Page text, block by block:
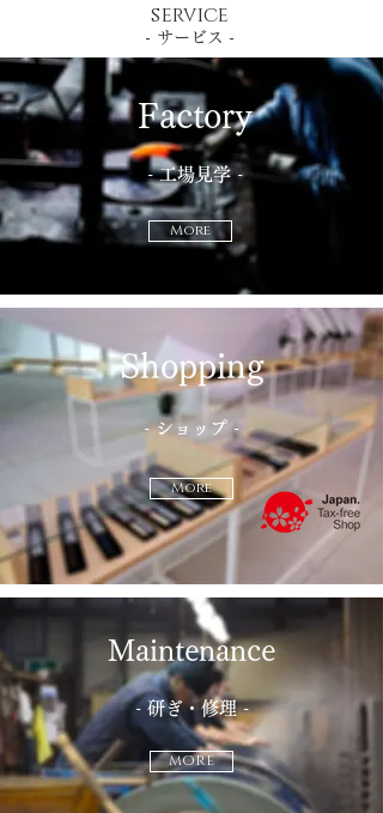
service
- サービス -
Factory
-工場見学 -
More
Shopping
- ショップ -
More
​Maintenance
- 研ぎ・修理 -
MORE